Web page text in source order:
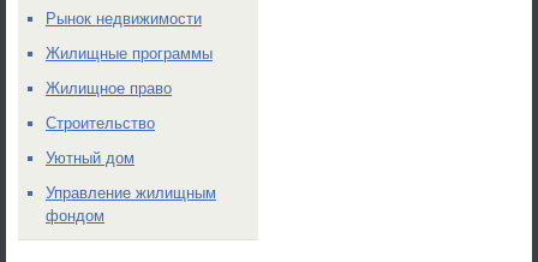
Рынок недвижимости
Жилищные программы
Жилищное право
Строительство
Уютный дом
Управление жилищным
фондом